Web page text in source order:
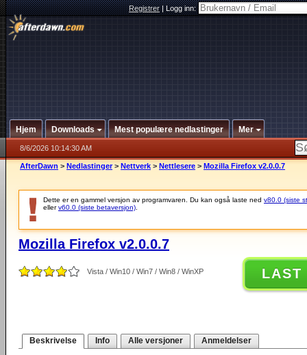
Registrer|Logg inn:
Hjem Downloads Mest populære nedlastinger Mer
8/6/2026 10:14:30 AM
AfterDawn > Nedlastinger > Nettverk > Nettlesere > Mozilla Firefox v2.0.0.7
Dette er en gammel versjon av programvaren. Du kan også laste ned v80.0 (siste
ellerv60.0 (siste betaversjon)
Mozilla Firefox v2.0.0.7
Vista / Win10 / Win7 / Win8 / WinXP LAST
Beskrivelse Info Alle versjoner Anmeldelser